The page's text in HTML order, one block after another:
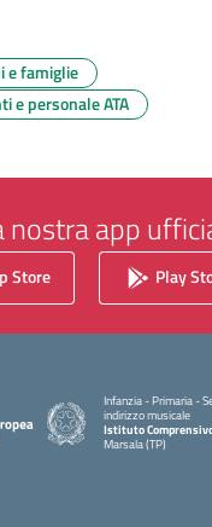
e famiglie
e personale ATA
nostra app
Store Play
Infanzia - Primaria -
indirizzo musicale
Istituto
Marsala (TP)